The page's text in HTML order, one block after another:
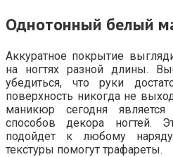
Однотонный белый
Аккуратное покрытие
на ногтях разной длины.
убедиться, что руки
поверхность никогда не
маникюр сегодня
способов декора ногтей.
подойдет к любому
текстуры помогут трафареты.